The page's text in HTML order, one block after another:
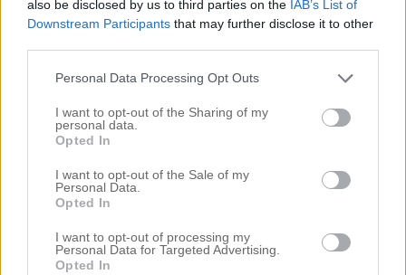
also be disclosed by us to third parties on the IAB’s List of
Downstream Participants that may further disclose it to other
Personal Data Processing Opt Outs
I want to opt-out of the Sharing of my
personal data.
Opted In
I want to opt-out of the Sale of my
Personal Data.
Opted In
I want to opt-out of processing my
Personal Data for Targeted Advertising.
Opted In
augusti 2024
juli 2024
april 2024
februari 2024
januari 2024
december 2023
oktober 2023
september 2023
augusti 2023
juli 2023
juni 2023
maj 2023